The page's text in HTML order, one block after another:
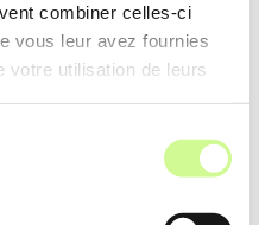
combiner celles-ci
vous leur avez fournies
votre utilisation de leurs
identifier des
tendances. Cette
profonde